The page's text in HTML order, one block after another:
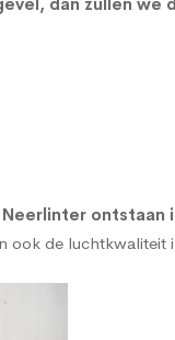
ontstaan
ook de luchtkwaliteit